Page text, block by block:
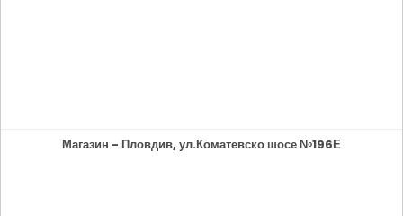
Магазин - Пловдив, ул.Коматевско шосе №196Е